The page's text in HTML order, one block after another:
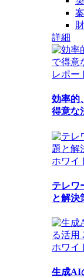
詳細
レポー
効率的
得意な
ホワイ
テレワ
と解決
ホワイ
生成AI